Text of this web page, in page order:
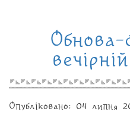
Обнова-
Опубліковано: 04 липня